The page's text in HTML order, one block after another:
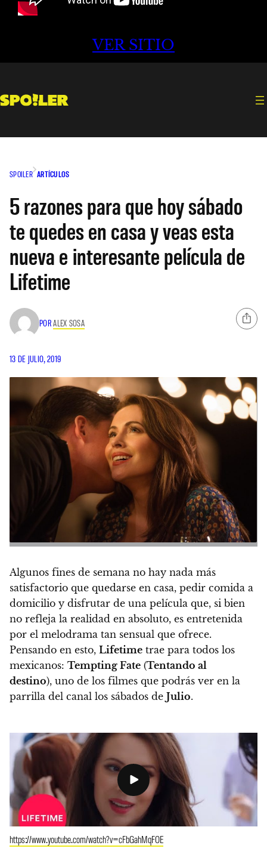
VER SITIO
SPOILER ARTÍCULOS
5 razones para que hoy sábado
te quedes en casa y veas esta
nueva e interesante película de
Lifetime
PORALEX SOSA
13 DE JULIO, 2019
Algunos fines de semana no hay nada más
satisfactorio que quedarse en casa, pedir comida a
domicilio y disfrutar de una película que, si bien
no refleja la realidad en absoluto, es entretenida
por el melodrama tan sensual que ofrece.
Pensando en esto, Lifetime trae para todos los
mexicanos: Tempting Fate (Tentando al
destino), uno de los filmes que podrás ver en la
parrilla del canal los sábados de Julio.
https://www.youtube.com/watch?v=cFbGahMqFOE